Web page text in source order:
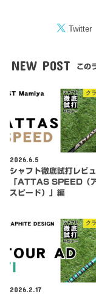
Twitter
NEW POST この
ク
2026.6.5
シャフト徹底試打レビ
「ATTAS SPEED（
スピード）」編
ク
2026.2.17